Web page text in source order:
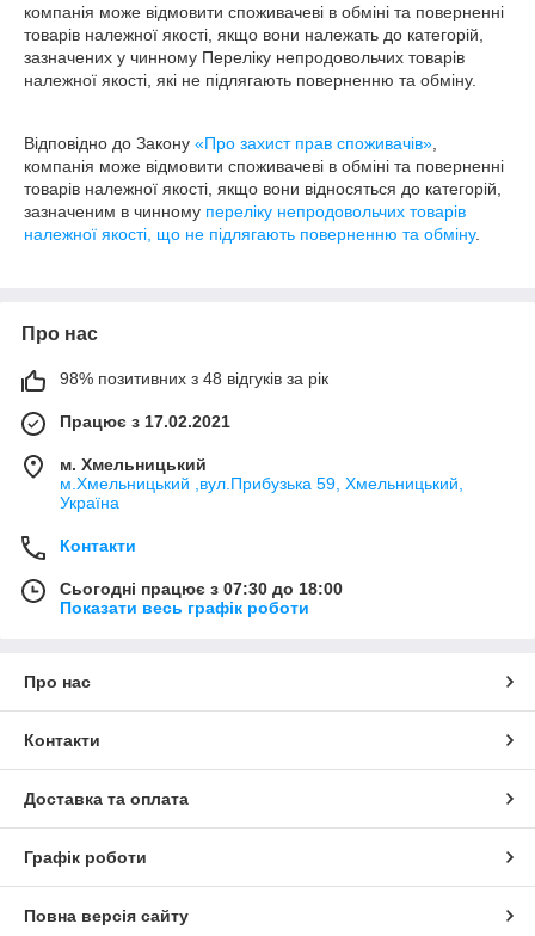
компанія може відмовити споживачеві в обміні та поверненні
товарів належної якості, якщо вони належать до категорій,
зазначених у чинному Переліку непродовольчих товарів
належної якості, які не підлягають поверненню та обміну.
Відповідно до Закону «Про захист прав споживачів»
компанія може відмовити споживачеві в обміні та поверненні
товарів належної якості, якщо вони відносяться до категорій,
зазначеним в чинному переліку непродовольчих товарів
належної якості, що не підлягають поверненню та обміну.
Про нас
98% позитивних з 48 відгуків за рік
Працює з 17.02.2021
м. Хмельницький
м.Хмельницький ,вул.Прибузька 59, Хмельницький,
Україна
Контакти
Сьогодні працює з 07:30 до 18:00
Показати весь графік роботи
Про нас
Контакти
Доставка та оплата
Графік роботи
Повна версія сайту